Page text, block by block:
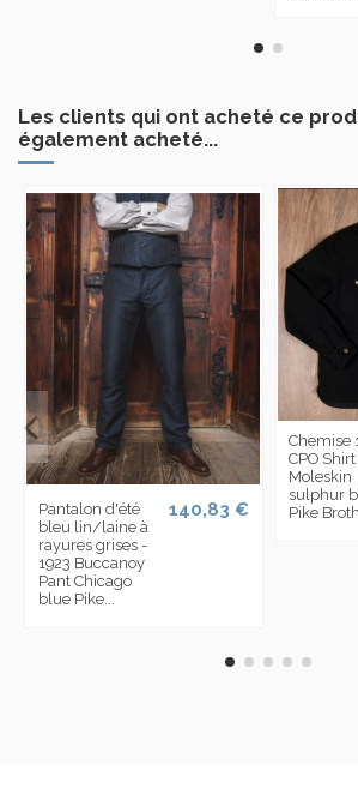
Les clients qui ont acheté ce
également acheté...
Pantalon d'été
bleu lin/laine à
rayures grises -
1923 Buccanoy
Pant Chicago
blue Pike...
140,83 €
Chemise
CPO Shirt
Moleskin
sulphur
Pike